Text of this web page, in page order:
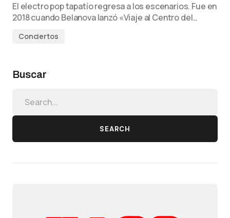
El electro pop tapatío regresa a los escenarios. Fue en
2018 cuando Belanova lanzó «Viaje al Centro del…
Conciertos
Buscar
SEARCH